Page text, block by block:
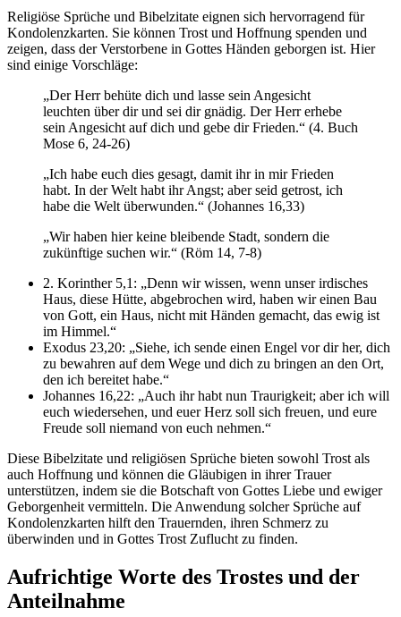
Religiöse Sprüche und Bibelzitate eignen sich hervorragend für
Kondolenzkarten. Sie können Trost und Hoffnung spenden und
zeigen, dass der Verstorbene in Gottes Händen geborgen ist. Hier
sind einige Vorschläge:
„Der Herr behüte dich und lasse sein Angesicht
leuchten über dir und sei dir gnädig. Der Herr erhebe
sein Angesicht auf dich und gebe dir Frieden.“ (4. Buch
Mose 6, 24-26)
„Ich habe euch dies gesagt, damit ihr in mir Frieden
habt. In der Welt habt ihr Angst; aber seid getrost, ich
habe die Welt überwunden.“ (Johannes 16,33)
„Wir haben hier keine bleibende Stadt, sondern die
zukünftige suchen wir.“ (Röm 14, 7-8)
2. Korinther 5,1: „Denn wir wissen, wenn unser irdisches
Haus, diese Hütte, abgebrochen wird, haben wir einen Bau
von Gott, ein Haus, nicht mit Händen gemacht, das ewig ist
im Himmel.“
Exodus 23,20: „Siehe, ich sende einen Engel vor dir her, dich
zu bewahren auf dem Wege und dich zu bringen an den Ort,
den ich bereitet habe.“
Johannes 16,22: „Auch ihr habt nun Traurigkeit; aber ich will
euch wiedersehen, und euer Herz soll sich freuen, und eure
Freude soll niemand von euch nehmen.“
Diese Bibelzitate und religiösen Sprüche bieten sowohl Trost als
auch Hoffnung und können die Gläubigen in ihrer Trauer
unterstützen, indem sie die Botschaft von Gottes Liebe und ewiger
Geborgenheit vermitteln. Die Anwendung solcher Sprüche auf
Kondolenzkarten hilft den Trauernden, ihren Schmerz zu
überwinden und in Gottes Trost Zuflucht zu finden.
Aufrichtige Worte des Trostes und der
Anteilnahme